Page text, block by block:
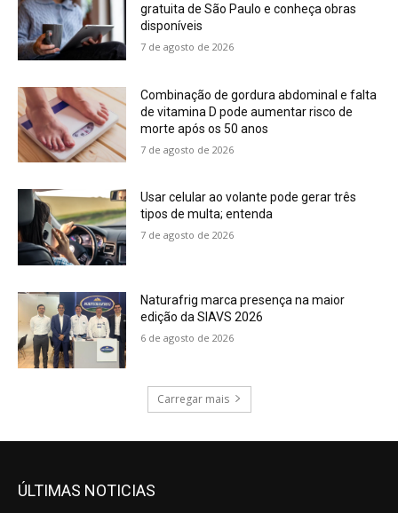
gratuita de São Paulo e conheça obras
disponíveis
7 de agosto de 2026
Combinação de gordura abdominal e falta
de vitamina D pode aumentar risco de
morte após os 50 anos
7 de agosto de 2026
Usar celular ao volante pode gerar três
tipos de multa; entenda
7 de agosto de 2026
Naturafrig marca presença na maior
edição da SIAVS 2026
6 de agosto de 2026
Carregar mais
ÚLTIMAS NOTICIAS